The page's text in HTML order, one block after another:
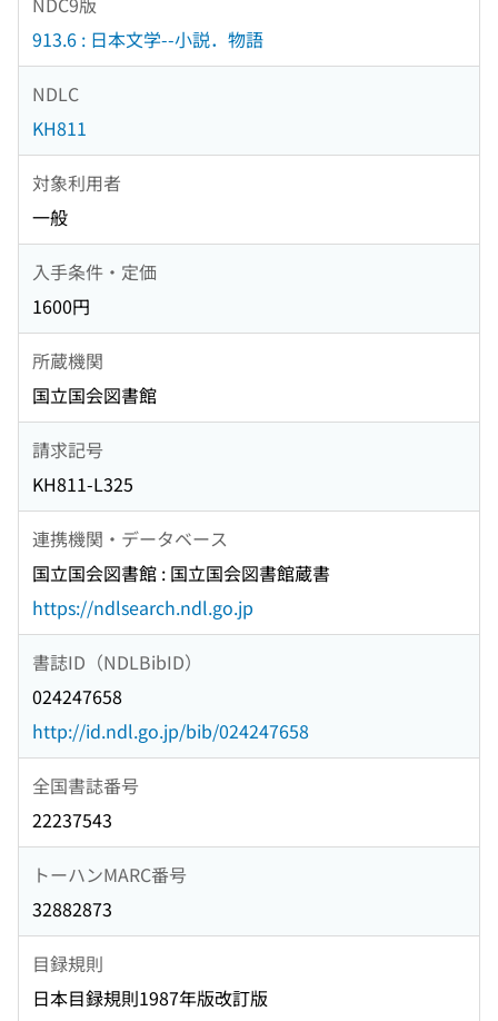
913.6 : 日本文学--小説．物語
NDLC
KH811
対象利用者
一般
入手条件・定価
1600円
所蔵機関
国立国会図書館
請求記号
KH811-L325
連携機関・データベース
国立国会図書館 : 国立国会図書館蔵書
https://ndlsearch.ndl.go.jp
書誌ID（NDLBibID）
024247658
http://id.ndl.go.jp/bib/024247658
全国書誌番号
22237543
トーハンMARC番号
32882873
目録規則
日本目録規則1987年版改訂版